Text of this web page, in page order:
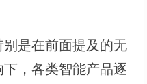
是在前面提及的无
，各类智能产品逐